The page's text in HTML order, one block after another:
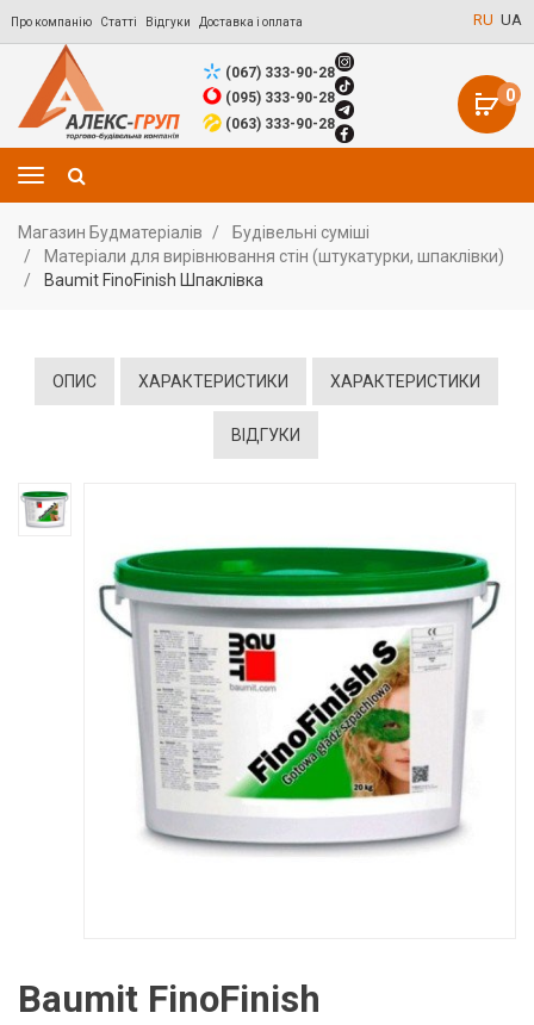
Про компанію Статті Відгуки Доставка і оплата RU UA
0
(067) 333-90-28
(095) 333-90-28
(063) 333-90-28
Магазин Будматеріалів
Будівельні суміші
Матеріали для вирівнювання стін (штукатурки, шпаклівки)
Baumit FinoFinish Шпаклівка
ОПИС ХАРАКТЕРИСТИКИ ХАРАКТЕРИСТИКИ
ВІДГУКИ
Baumit FinoFinish